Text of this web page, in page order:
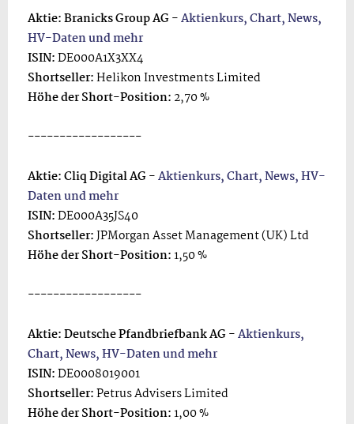
Aktie: Branicks Group AG -Aktienkurs, Chart, News,
HV-Daten und mehr
ISIN:DE000A1X3XX4
Shortseller:Helikon Investments Limited
Höhe der Short-Position: 2,70 %
------------------
Aktie: Cliq Digital AG -Aktienkurs, Chart, News, HV-
Daten und mehr
ISIN:DE000A35JS40
Shortseller:JPMorgan Asset Management (UK) Ltd
Höhe der Short-Position:1,50 %
------------------
Aktie: Deutsche Pfandbriefbank AG -Aktienkurs,
Chart, News, HV-Daten und mehr
ISIN:DE0008019001
Shortseller:Petrus Advisers Limited
Höhe der Short-Position:1,00 %